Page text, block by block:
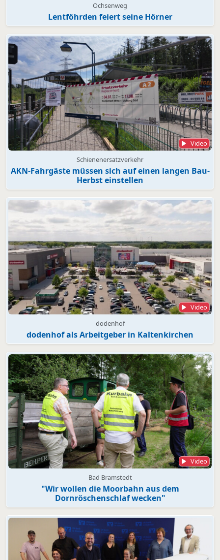
Ochsenweg
Lentföhrden feiert seine Hörner
Video
Schienenersatzverkehr
AKN-Fahrgäste müssen sich auf einen langen Bau-
Herbst einstellen
Video
dodenhof
dodenhof als Arbeitgeber in Kaltenkirchen
Video
Bad Bramstedt
"Wir wollen die Moorbahn aus dem
Dornröschenschlaf wecken"